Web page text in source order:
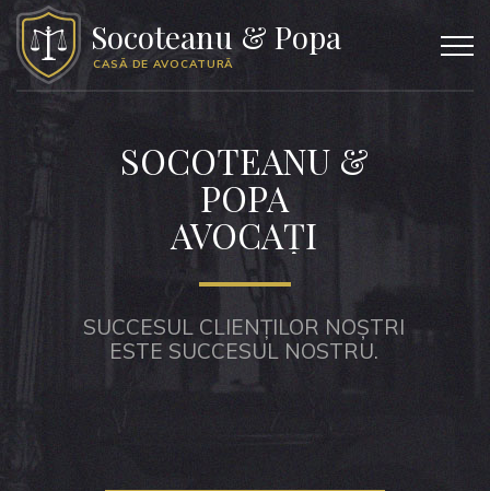
Socoteanu & Popa
CASĂ DE AVOCATURĂ
SUCCESUL CLIENȚILOR NOȘTRI
ESTE SUCCESUL NOSTRU.
SOCOTEANU &
POPA
AVOCAȚI